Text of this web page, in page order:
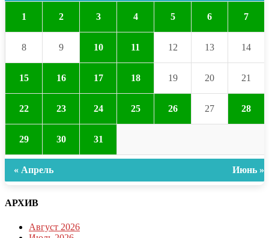
1 2 3 4 5 6 7
8 9 10 11 12 13 14
15 16 17 18 19 20 21
22 23 24 25 26 27 28
29 30 31
« Апрель Июнь »
АРХИВ
Август 2026